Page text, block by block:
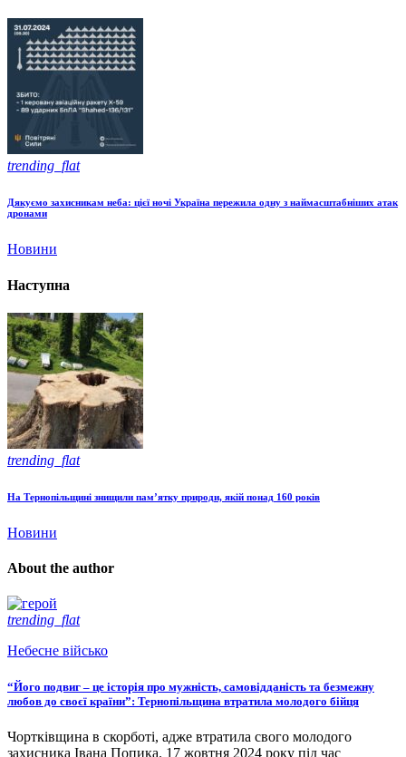
trending_flat
Дякуємо захисникам неба: цієї ночі Україна пережила одну з наймасштабніших атак
дронами
Новини
Наступна
trending_flat
На Тернопільщині знищили пам’ятку природи, якій понад 160 років
Новини
About the author
trending_flat
Небесне військо
“Його подвиг – це історія про мужність, самовідданість та безмежну
любов до своєї країни”: Тернопільщина втратила молодого бійця
Чортківщина в скорботі, адже втратила свого молодого
захисника Івана Попика. 17 жовтня 2024 року під час